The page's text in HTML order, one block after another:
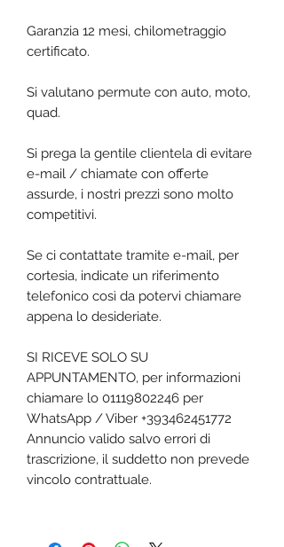
Garanzia 12 mesi, chilometraggio
certificato.
Si valutano permute con auto, moto,
quad.
Si prega la gentile clientela di evitare
e-mail / chiamate con offerte
assurde, i nostri prezzi sono molto
competitivi.
Se ci contattate tramite e-mail, per
cortesia, indicate un riferimento
telefonico così da potervi chiamare
appena lo desideriate.
SI RICEVE SOLO SU
APPUNTAMENTO, per informazioni
chiamare lo 01119802246 per
WhatsApp / Viber +393462451772
Annuncio valido salvo errori di
trascrizione, il suddetto non prevede
vincolo contrattuale.